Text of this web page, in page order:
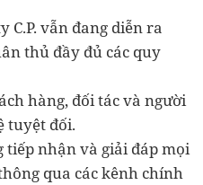
C.P. vẫn đang diễn ra
thủ đầy đủ các quy
hàng, đối tác và người
tuyệt đối.
tiếp nhận và giải đáp mọi
qua các kênh chính